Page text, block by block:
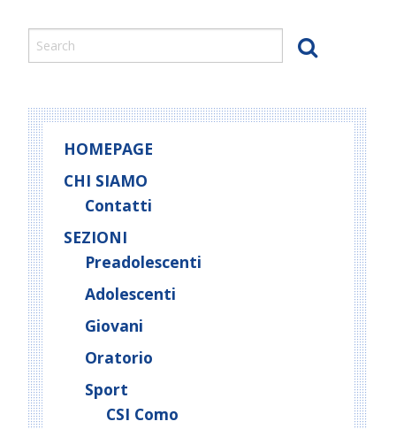
HOMEPAGE
CHI SIAMO
Contatti
SEZIONI
Preadolescenti
Adolescenti
Giovani
Oratorio
Sport
CSI Como